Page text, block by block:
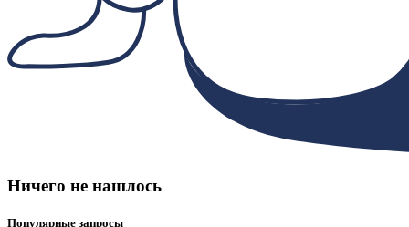
Ничего не нашлось
Популярные запросы